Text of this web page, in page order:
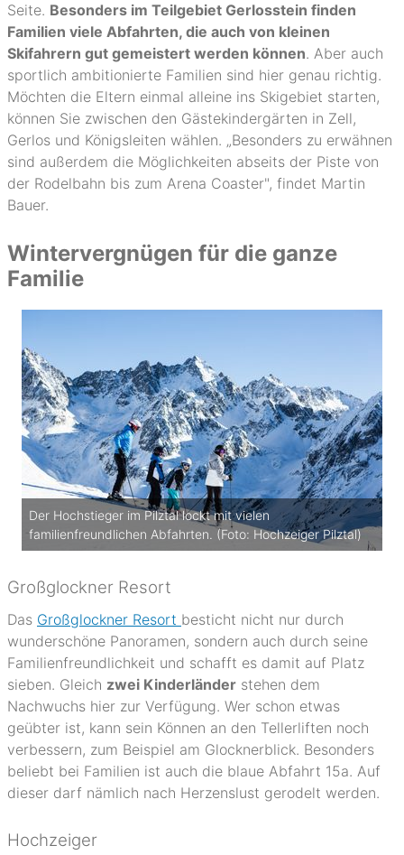
Seite. Besonders im Teilgebiet Gerlosstein finden
Familien viele Abfahrten, die auch von kleinen
Skifahrern gut gemeistert werden können. Aber auch
sportlich ambitionierte Familien sind hier genau richtig.
Möchten die Eltern einmal alleine ins Skigebiet starten,
können Sie zwischen den Gästekindergärten in Zell,
Gerlos und Königsleiten wählen. „Besonders zu erwähnen
sind außerdem die Möglichkeiten abseits der Piste von
der Rodelbahn bis zum Arena Coaster", findet Martin
Bauer.
Wintervergnügen für die ganze
Familie
Der Hochstieger im Pilztal lockt mit vielen
familienfreundlichen Abfahrten. (Foto: Hochzeiger Pilztal)
Großglockner Resort
Das Großglockner Resort besticht nicht nur durch
wunderschöne Panoramen, sondern auch durch seine
Familienfreundlichkeit und schafft es damit auf Platz
sieben. Gleich zwei Kinderländer stehen dem
Nachwuchs hier zur Verfügung. Wer schon etwas
geübter ist, kann sein Können an den Tellerliften noch
verbessern, zum Beispiel am Glocknerblick. Besonders
beliebt bei Familien ist auch die blaue Abfahrt 15a. Auf
dieser darf nämlich nach Herzenslust gerodelt werden.
Hochzeiger